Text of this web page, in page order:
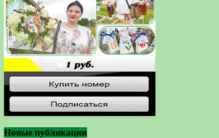
Новые публикации